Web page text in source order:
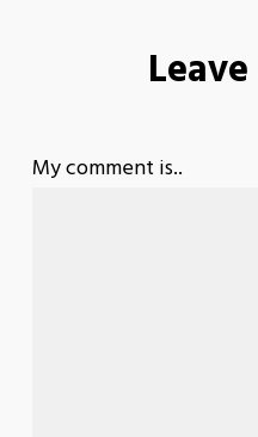
My comment is..